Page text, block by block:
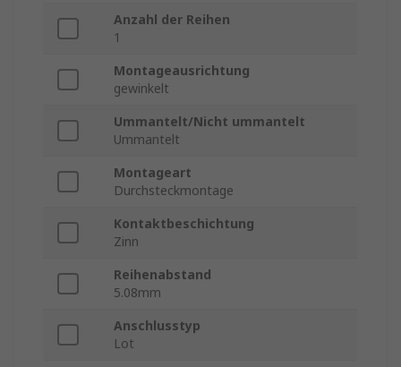
Anzahl der Reihen
1
Montageausrichtung
gewinkelt
Ummantelt/Nicht ummantelt
Ummantelt
Montageart
Durchsteckmontage
Kontaktbeschichtung
Zinn
Reihenabstand
5.08mm
Anschlusstyp
Lot